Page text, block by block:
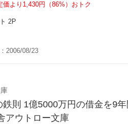
価より1,430円（86%）おトク
2P
2006/08/23
鉄則 1億5000万円の借金を9
アウトロー文庫